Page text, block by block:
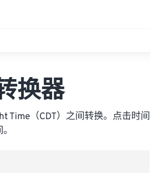
换器
Time（CDT）之间转换。点击时间